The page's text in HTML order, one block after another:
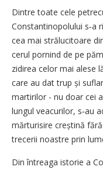
Dintre toate cele
Constantinopolului s‑a
cea mai strălucitoare
cerul pornind de pe
zidirea celor mai alese
care au dat trup și
martirilor - nu doar cei
lungul veacurilor, s‑au
mărturisire creștină
trecerii noastre prin
Din întreaga istorie a